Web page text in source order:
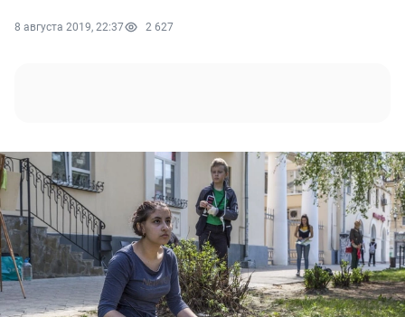
8 августа 2019, 22:37 2 627